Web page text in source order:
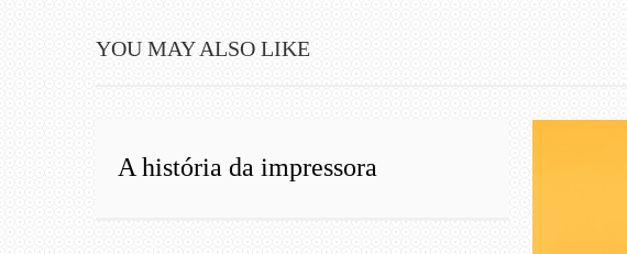
YOU MAY ALSO LIKE
A história da impressora